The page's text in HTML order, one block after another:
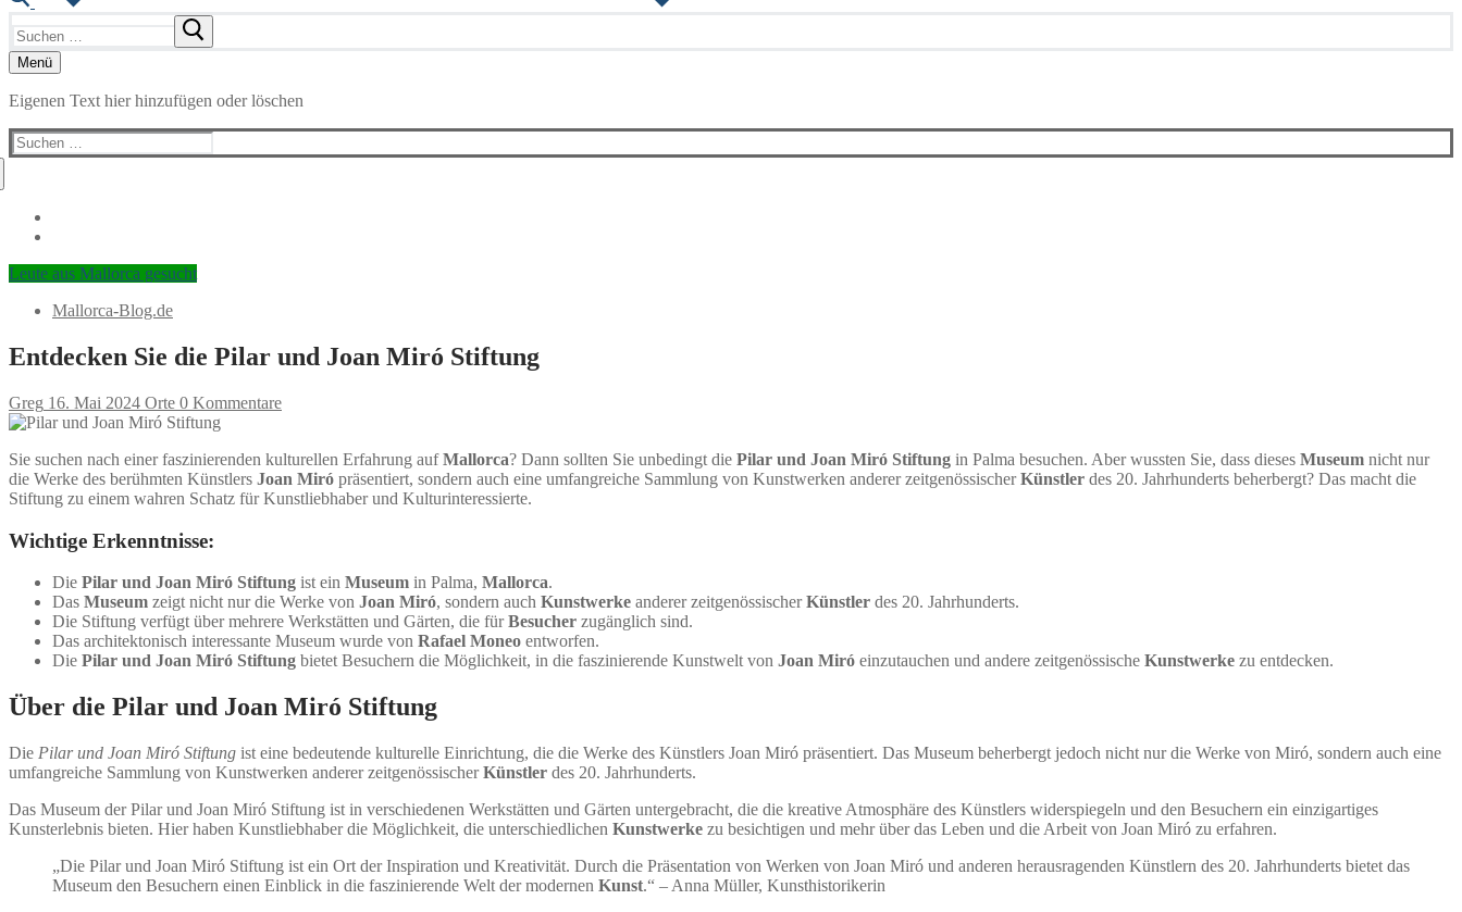
nach:
Menü
Eigenen Text hier hinzufügen oder löschen
Suchen
nach:
Leute aus Mallorca gesucht
Mallorca-Blog.de
Entdecken Sie die Pilar und Joan Miró Stiftung
Greg 16. Mai 2024 Orte 0 Kommentare
Sie suchen nach einer faszinierenden kulturellen Erfahrung aufMallorca? Dann sollten Sie unbedingt die Pilar und Joan Miró Stiftung in Palma besuchen. Aber wussten Sie, dass dieses Museum nicht nur
die Werke des berühmten Künstlers Joan Miró präsentiert, sondern auch eine umfangreiche Sammlung von Kunstwerken anderer zeitgenössischerKünstler des 20. Jahrhunderts beherbergt? Das macht die
Stiftung zu einem wahren Schatz für Kunstliebhaber und Kulturinteressierte.
Wichtige Erkenntnisse:
Die Pilar und Joan Miró Stiftung ist ein Museum in Palma, Mallorca.
Das Museum zeigt nicht nur die Werke von Joan Miró, sondern auch Kunstwerke anderer zeitgenössischerKünstler des 20. Jahrhunderts.
Die Stiftung verfügt über mehrere Werkstätten und Gärten, die fürBesucher zugänglich sind.
Das architektonisch interessante Museum wurde von Rafael Moneo entworfen.
Die Pilar und Joan Miró Stiftung bietet Besuchern die Möglichkeit, in die faszinierende Kunstwelt von Joan Miró einzutauchen und andere zeitgenössische Kunstwerke zu entdecken.
Über die Pilar und Joan Miró Stiftung
Die Pilar und Joan Miró Stiftung ist eine bedeutende kulturelle Einrichtung, die die Werke des Künstlers Joan Miró präsentiert. Das Museum beherbergt jedoch nicht nur die Werke von Miró, sondern auch eine
umfangreiche Sammlung von Kunstwerken anderer zeitgenössischerKünstler des 20. Jahrhunderts.
Das Museum der Pilar und Joan Miró Stiftung ist in verschiedenen Werkstätten und Gärten untergebracht, die die kreative Atmosphäre des Künstlers widerspiegeln und den Besuchern ein einzigartiges
Kunsterlebnis bieten. Hier haben Kunstliebhaber die Möglichkeit, die unterschiedlichen Kunstwerke zu besichtigen und mehr über das Leben und die Arbeit von Joan Miró zu erfahren.
„Die Pilar und Joan Miró Stiftung ist ein Ort der Inspiration und Kreativität. Durch die Präsentation von Werken von Joan Miró und anderen herausragenden Künstlern des 20. Jahrhunderts bietet das
Museum den Besuchern einen Einblick in die faszinierende Welt der modernen Kunst.“ – Anna Müller, Kunsthistorikerin